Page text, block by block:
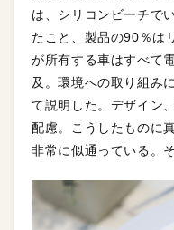
は、シリコンビーチで
たこと、製品の90％は
が所有する車はすべて
及。環境への取り組み
て説明した。デザイン
配慮。こうしたものに
非常に似通っている。